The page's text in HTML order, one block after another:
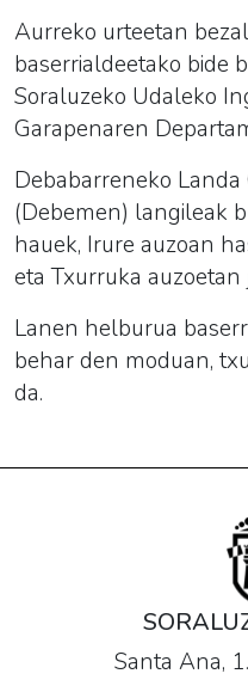
Aurreko urteetan
baserrialdeetako bide
Soraluzeko Udaleko
Garapenaren
Debabarreneko
(Debemen) langileak
hauek, Irure auzoan
eta Txurruka auzoetan
Lanen helburua
behar den moduan,
da.
Santa Ana,